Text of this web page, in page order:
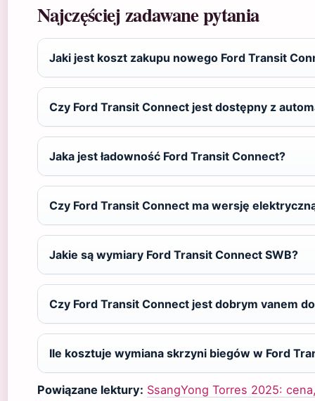
Najczęściej zadawane pytania
Jaki jest koszt zakupu nowego Ford Transit
Czy Ford Transit Connect jest dostępny z
Jaka jest ładowność Ford Transit Connect?
Czy Ford Transit Connect ma wersję
Jakie są wymiary Ford Transit Connect SWB?
Czy Ford Transit Connect jest dobrym vanem
Ile kosztuje wymiana skrzyni biegów w Ford
Powiązane lektury: SsangYong Torres 2025: